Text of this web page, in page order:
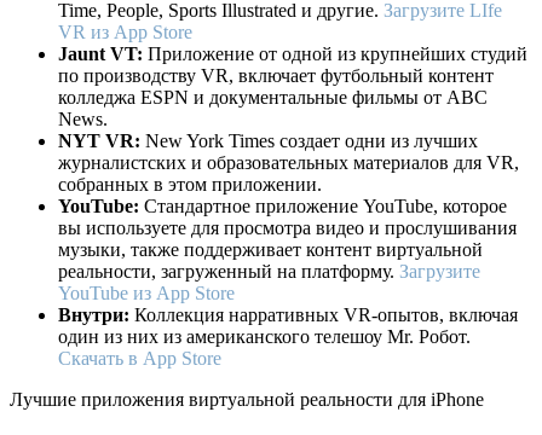
Time, People, Sports Illustrated и другие. Загрузите LIfe
VR из App Store
Jaunt VT: Приложение от одной из крупнейших студий
по производству VR, включает футбольный контент
колледжа ESPN и документальные фильмы от ABC
News.
NYT VR: New York Times создает одни из лучших
журналистских и образовательных материалов для VR,
собранных в этом приложении.
YouTube: Стандартное приложение YouTube, которое
вы используете для просмотра видео и прослушивания
музыки, также поддерживает контент виртуальной
реальности, загруженный на платформу. Загрузите
YouTube из App Store
Внутри: Коллекция нарративных VR-опытов, включая
один из них из американского телешоу Mr. Робот.
Скачать в App Store
Лучшие приложения виртуальной реальности для iPhone